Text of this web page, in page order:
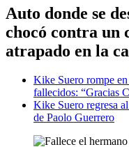
Auto donde se
chocó contra un
atrapado en la
Kike Suero rompe
fallecidos: “Gracias
Kike Suero regresa
de Paolo Guerrero